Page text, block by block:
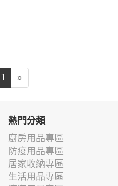
1 »
熱門分類
廚房用品專區
防疫用品專區
居家收納專區
生活用品專區